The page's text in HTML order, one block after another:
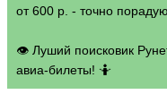
от 600 р. - точно
👁 Луший поисковик
авиа-билеты! 🤷